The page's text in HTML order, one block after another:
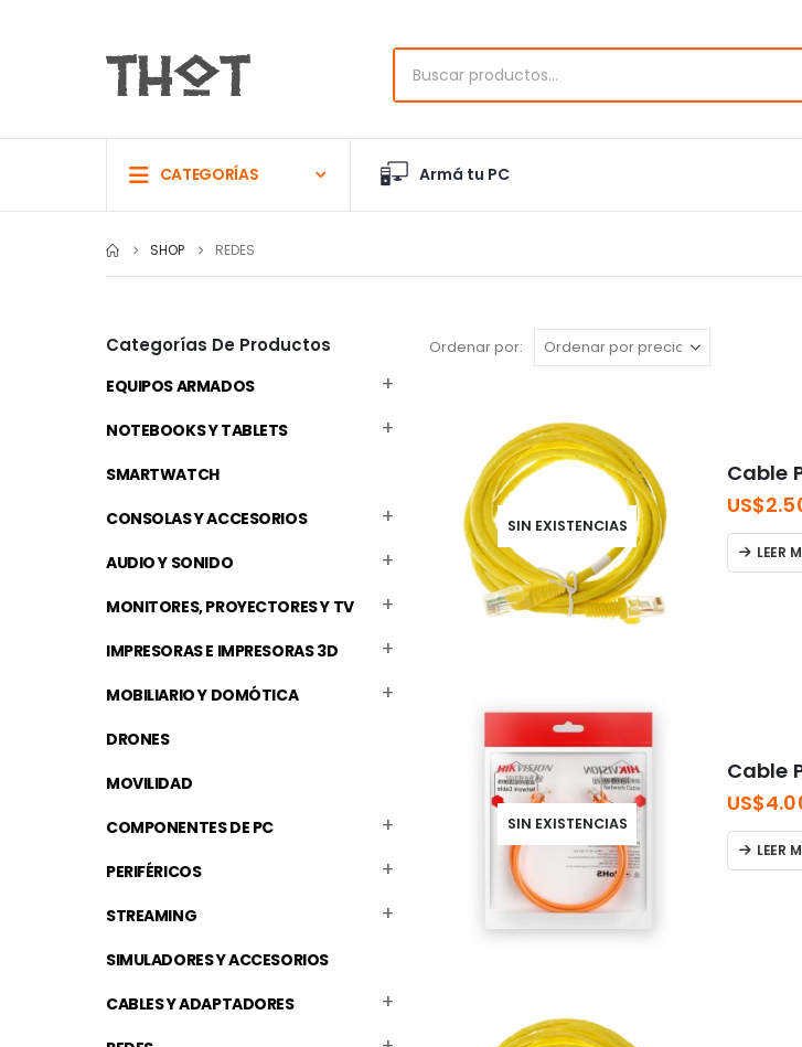
CATEGORÍAS Armá tu PC
SHOP REDES
Ordenar por:
SIN EXISTENCIAS
Cable
US$
LEER
SIN EXISTENCIAS
Cable
US$
LEER
Categorías De Productos
EQUIPOS ARMADOS
NOTEBOOKS Y TABLETS
SMARTWATCH
CONSOLAS Y ACCESORIOS
AUDIO Y SONIDO
MONITORES, PROYECTORES Y TV
IMPRESORAS E IMPRESORAS 3D
MOBILIARIO Y DOMÓTICA
DRONES
MOVILIDAD
COMPONENTES DE PC
PERIFÉRICOS
STREAMING
SIMULADORES Y ACCESORIOS
CABLES Y ADAPTADORES